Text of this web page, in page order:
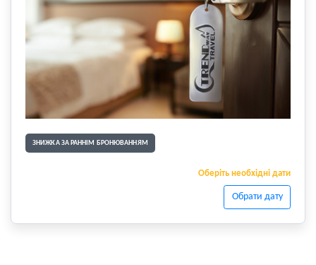
ЗНИЖКА ЗА РАННІМ БРОНЮВАННЯМ
Оберіть необхідні дати
Обрати дату